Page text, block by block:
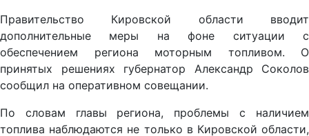
Правительство Кировской области вводит
дополнительные меры на фоне ситуации с
обеспечением региона моторным топливом. О
принятых решениях губернатор Александр Соколов
сообщил на оперативном совещании.
По словам главы региона, проблемы с наличием
топлива наблюдаются не только в Кировской области,